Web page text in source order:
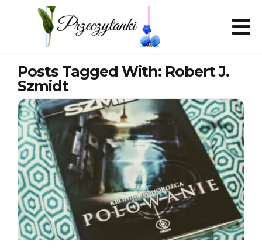
Posts Tagged With: Robert J.
Szmidt